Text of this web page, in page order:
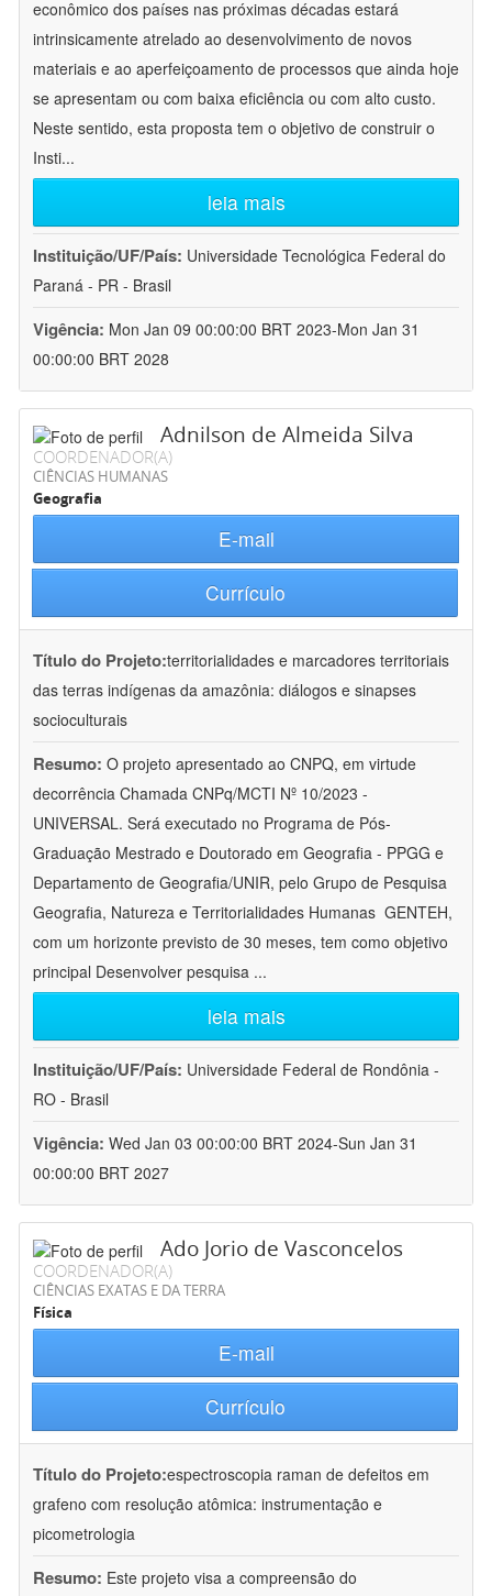
econômico dos países nas próximas décadas estará
intrinsicamente atrelado ao desenvolvimento de novos
materiais e ao aperfeiçoamento de processos que ainda hoje
se apresentam ou com baixa eficiência ou com alto custo.
Neste sentido, esta proposta tem o objetivo de construir o
Insti...
leia mais
Instituição/UF/País: Universidade Tecnológica Federal do
Paraná - PR - Brasil
Vigência: Mon Jan 09 00:00:00 BRT 2023-Mon Jan 31
00:00:00 BRT 2028
Adnilson de Almeida Silva
COORDENADOR(A)
CIÊNCIAS HUMANAS
Geografia
E-mail
Currículo
Título do Projeto:territorialidades e marcadores territoriais
das terras indígenas da amazônia: diálogos e sinapses
socioculturais
Resumo: O projeto apresentado ao CNPQ, em virtude
decorrência Chamada CNPq/MCTI Nº 10/2023 -
UNIVERSAL. Será executado no Programa de Pós-
Graduação Mestrado e Doutorado em Geografia - PPGG e
Departamento de Geografia/UNIR, pelo Grupo de Pesquisa
Geografia, Natureza e Territorialidades Humanas  GENTEH,
com um horizonte previsto de 30 meses, tem como objetivo
principal Desenvolver pesquisa ...
leia mais
Instituição/UF/País: Universidade Federal de Rondônia -
RO - Brasil
Vigência: Wed Jan 03 00:00:00 BRT 2024-Sun Jan 31
00:00:00 BRT 2027
Ado Jorio de Vasconcelos
COORDENADOR(A)
CIÊNCIAS EXATAS E DA TERRA
Física
E-mail
Currículo
Título do Projeto:espectroscopia raman de defeitos em
grafeno com resolução atômica: instrumentação e
picometrologia
Resumo: Este projeto visa a compreensão do